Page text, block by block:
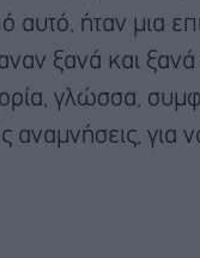
αυτό, ήταν μια
ξανά και
γλώσσα,
αναμνήσεις, για